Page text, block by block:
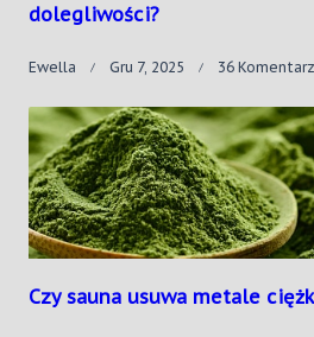
dolegliwości?
Ewella Gru 7, 2025 36
Czy sauna usuwa metale